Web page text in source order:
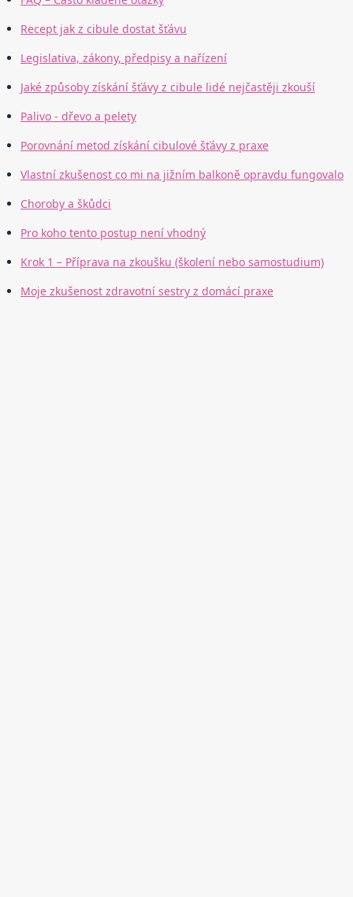
Recept jak z cibule dostat šťávu
Legislativa, zákony, předpisy a nařízení
Jaké způsoby získání šťávy z cibule lidé nejčastěji zkouší
Palivo - dřevo a pelety
Porovnání metod získání cibulové šťávy z praxe
Vlastní zkušenost co mi na jižním balkoně opravdu fungovalo
Choroby a škůdci
Pro koho tento postup není vhodný
Krok 1 – Příprava na zkoušku (školení nebo samostudium)
Moje zkušenost zdravotní sestry z domácí praxe